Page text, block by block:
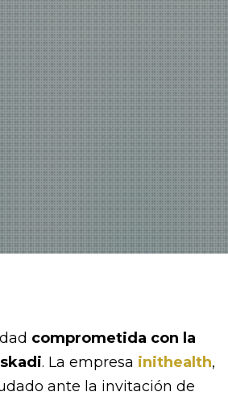
comprometida con la
. La empresa inithealth,
ante la invitación de